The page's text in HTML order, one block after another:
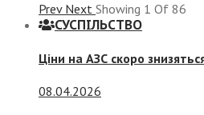
Prev Next Showing 1 Of 86
СУСПIЛЬСТВО
Ціни на АЗС скоро
08.04.2026